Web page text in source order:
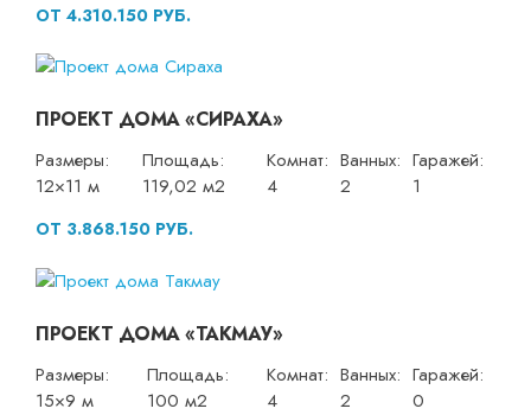
ОТ 4.310.150 РУБ.
ПРОЕКТ ДОМА «СИРАХА»
Размеры:
12×11 м
Площадь:
119,02 м2
Комнат:
4
Ванных:
2
Гаражей:
1
ОТ 3.868.150 РУБ.
ПРОЕКТ ДОМА «ТАКМАУ»
Размеры:
15×9 м
Площадь:
100 м2
Комнат:
4
Ванных:
2
Гаражей:
0